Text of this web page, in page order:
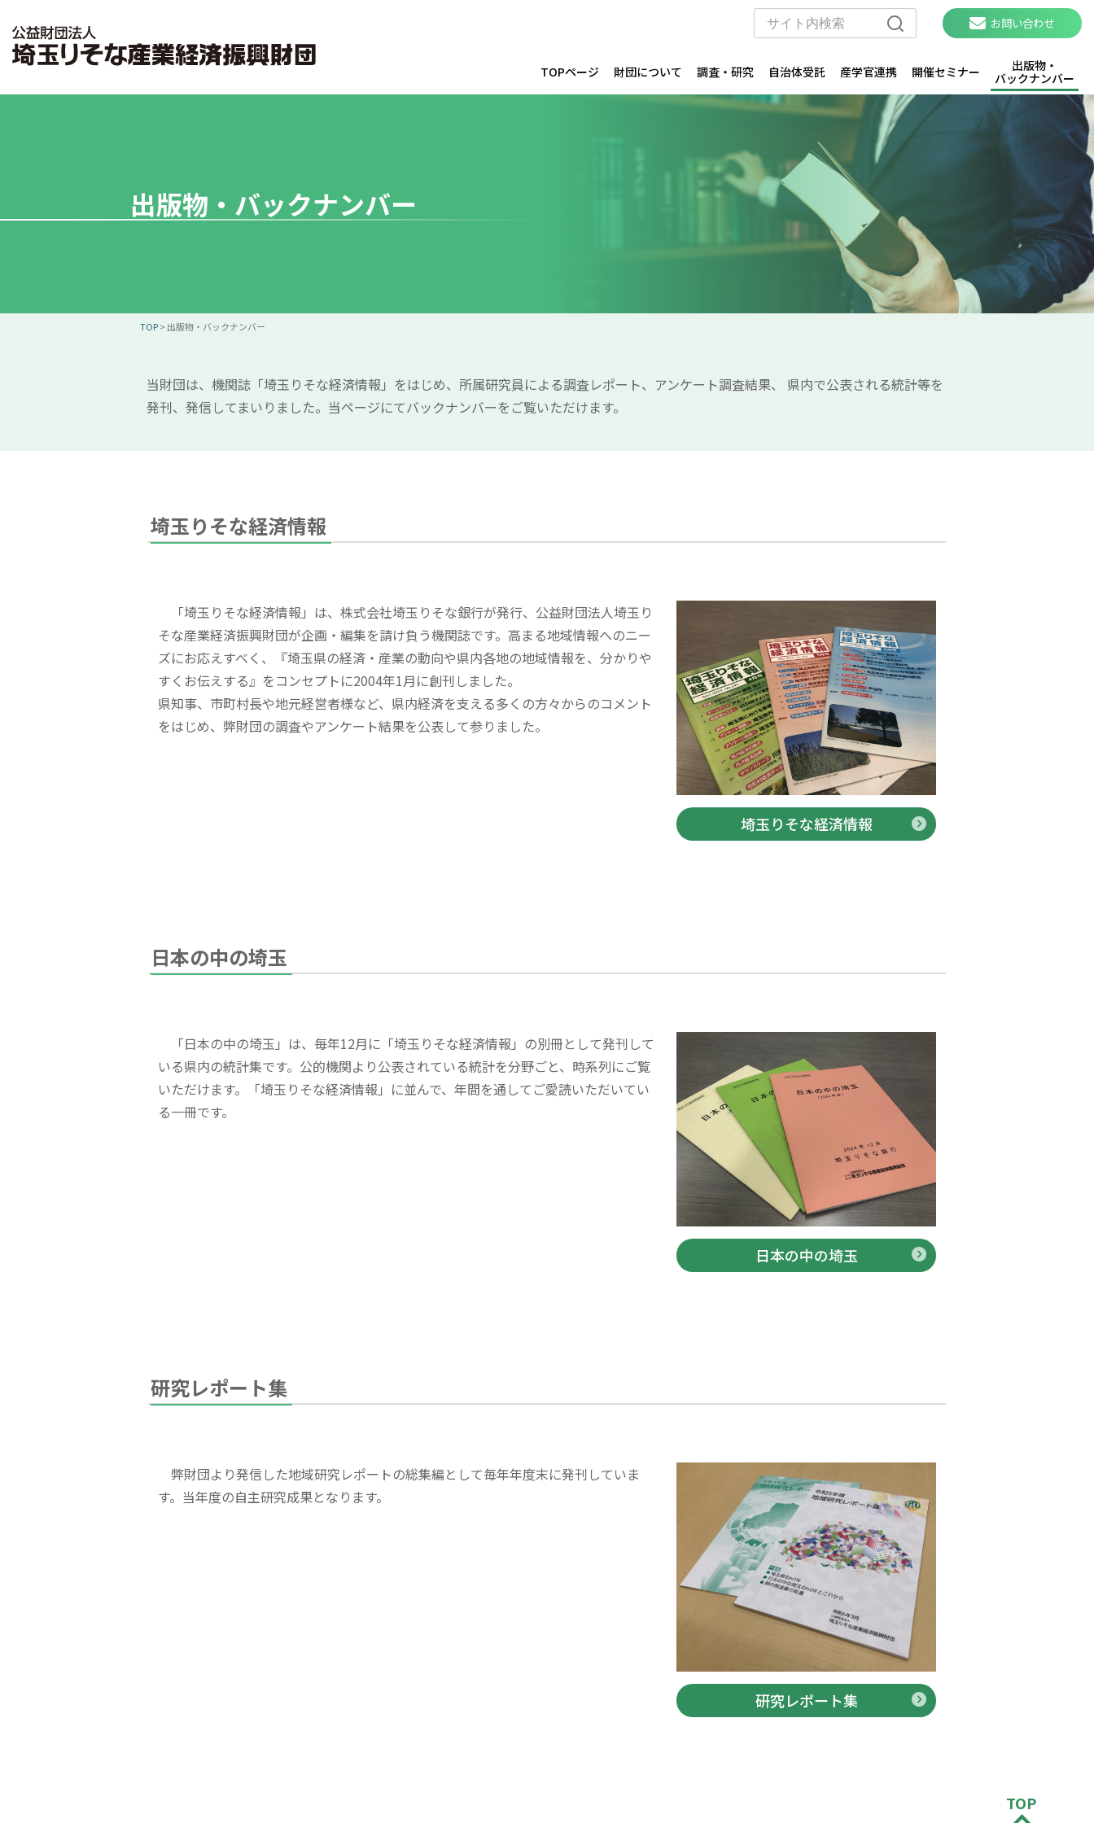
お問い合わせ
TOPページ 財団について 調査・研究 自治体受託 産学官連携 開催セミナー
出版物・
バックナンバー
出版物・バックナンバー
TOP>出版物・バックナンバー
当財団は、機関誌「埼玉りそな経済情報」をはじめ、所属研究員による調査レポート、アンケート調査結果、 県内で公表される統計等を
発刊、発信してまいりました。当ページにてバックナンバーをご覧いただけます。
埼玉りそな経済情報
「埼玉りそな経済情報」は、株式会社埼玉りそな銀行が発行、公益財団法人埼玉り
そな産業経済振興財団が企画・編集を請け負う機関誌です。高まる地域情報へのニー
ズにお応えすべく、『埼玉県の経済・産業の動向や県内各地の地域情報を、分かりや
すくお伝えする』をコンセプトに2004年1月に創刊しました。
県知事、市町村長や地元経営者様など、県内経済を支える多くの方々からのコメント
をはじめ、弊財団の調査やアンケート結果を公表して参りました。
埼玉りそな経済情報
日本の中の埼玉
「日本の中の埼玉」は、毎年12月に「埼玉りそな経済情報」の別冊として発刊して
いる県内の統計集です。公的機関より公表されている統計を分野ごと、時系列にご覧
いただけます。「埼玉りそな経済情報」に並んで、年間を通してご愛読いただいてい
る一冊です。
日本の中の埼玉
研究レポート集
弊財団より発信した地域研究レポートの総集編として毎年年度末に発刊していま
す。当年度の自主研究成果となります。
研究レポート集
TOP